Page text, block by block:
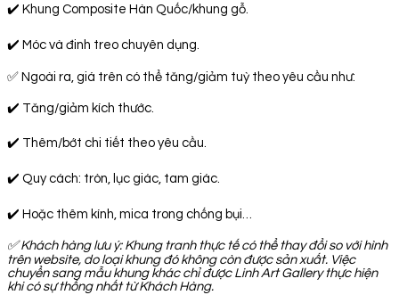
✔️ Khung Composite Hàn Quốc/khung gỗ.
✔️ Móc và đinh treo chuyên dụng.
✅ Ngoài ra, giá trên có thể tăng/giảm tuỳ theo yêu cầu như:
✔️ Tăng/giảm kích thước.
✔️ Thêm/bớt chi tiết theo yêu cầu.
✔️ Quy cách: tròn, lục giác, tam giác.
✔️ Hoặc thêm kính, mica trong chống bụi…
✅Khách hàng lưu ý: Khung tranh thực tế có thể thay đổi so với hình
trên website, do loại khung đó không còn được sản xuất. Việc
chuyển sang mẫu khung khác chỉ được Linh Art Gallery thực hiện
khi có sự thống nhất từ Khách Hàng.